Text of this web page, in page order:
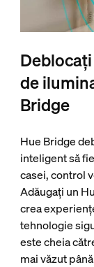
de
Bridge
Hue Bridge
inteligent să
casei, control
Adăugați un
crea
tehnologie
este cheia
mai văzut